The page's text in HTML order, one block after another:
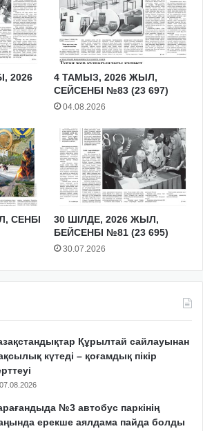
2026
4 ТАМЫЗ, 2026 ЖЫЛ,
СЕЙСЕНБІ №83 (23 697)
04.08.2026
СЕНБІ
30 ШІЛДЕ, 2026 ЖЫЛ,
БЕЙСЕНБІ №81 (23 695)
30.07.2026
Құрылтай сайлауынан
күтеді – қоғамдық пікір
07.08.2026
№3 автобус паркінің
ерекше аялдама пайда болды